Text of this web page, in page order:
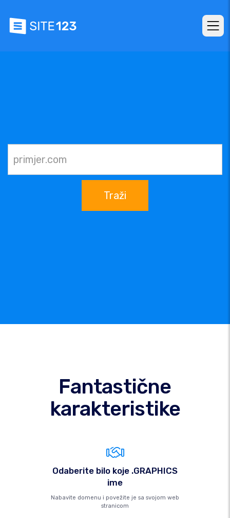
Traži
Fantastične
karakteristike
Odaberite bilo koje .GRAPHICS
ime
Nabavite domenu i povežite je sa svojom web
stranicom